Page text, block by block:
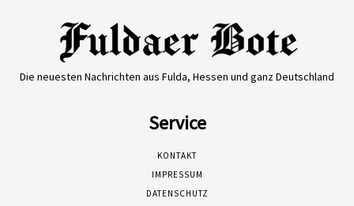
Die neuesten Nachrichten aus Fulda, Hessen und ganz Deutschland
Service
KONTAKT
IMPRESSUM
DATENSCHUTZ